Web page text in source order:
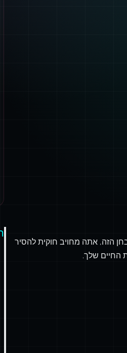
הזה, אתה מחויב חוקית להסיר
החיים שלך.